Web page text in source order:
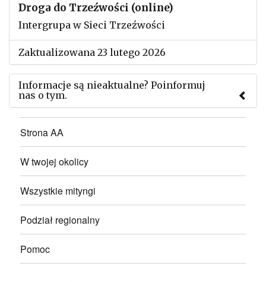
Droga do Trzeźwości (online)
Intergrupa w Sieci Trzeźwości
Zaktualizowana 23 lutego 2026
Informacje są nieaktualne? Poinformuj
nas o tym.
Użyj tego formularza aby przesłać informację o
zmianach w powyższym mityngu.
Strona AA
W twojej okolicy
Wszystkie mityngi
Podział regionalny
Pomoc